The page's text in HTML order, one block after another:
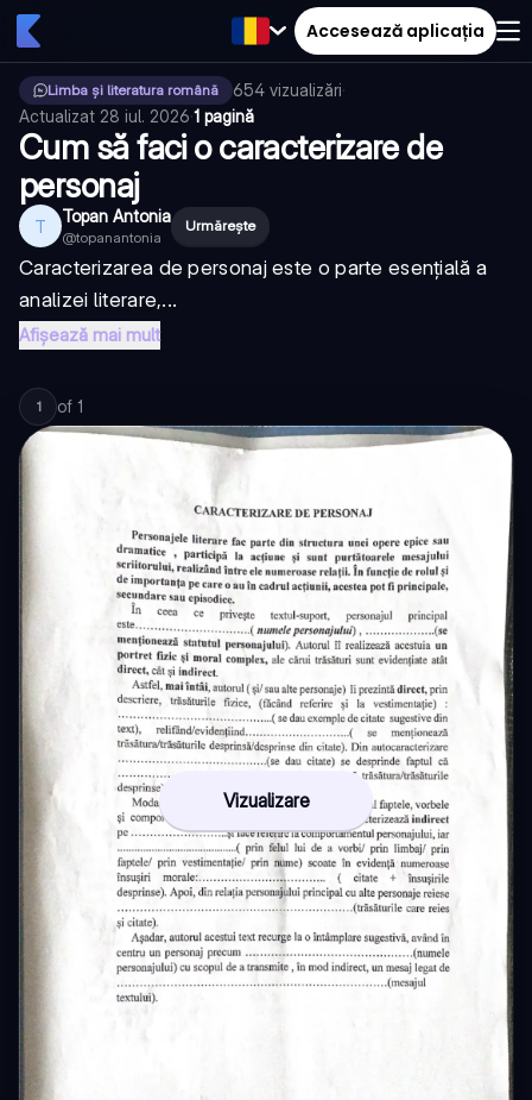
Accesează aplicația
Limba și literatura română 654 vizualizări·
Actualizat 28 iul. 2026·1 pagină
Cum să faci o caracterizare de
personaj
T Topan Antonia
@topanantonia
Urmărește
Caracterizarea de personaj este o parte esențială a
analizei literare,...
Afișează mai mult
1 of 1
Vizualizare